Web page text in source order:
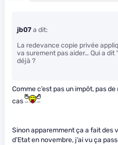
jb07a dit:
La redevance copie privée
va surement pas aider… Qui a dit
déjà ?
Comme c’est pas un impôt, pas
cas
Sinon apparemment ça a fait des
d’Etat en novembre, j’ai vu ça